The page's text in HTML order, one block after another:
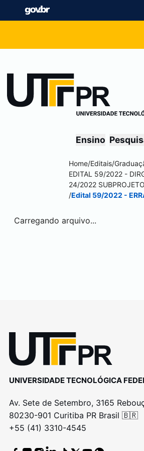
Ensino
Home/Editais/
EDITAL 59/2022 -
24/2022
/Edital 59/2022 -
Carregando arquivo...
UNIVERSIDADE TECNOLÓGICA
Av. Sete de Setembro, 3165
80230-901 Curitiba PR Brasil 🇧🇷
+55 (41) 3310-4545